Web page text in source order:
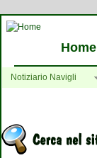
Home
Notiziario Navigli